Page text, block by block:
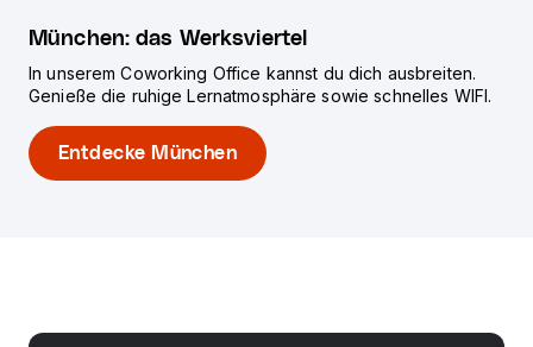
München: das Werksviertel
In unserem Coworking Office kannst du dich ausbreiten.
Genieße die ruhige Lernatmosphäre sowie schnelles WIFI.
Entdecke München